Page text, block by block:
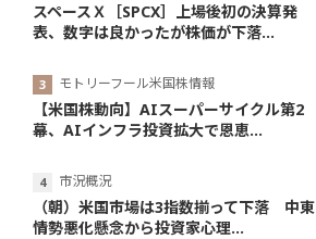
スペースＸ［SPCX］上場後初の決算発
表、数字は良かったが株価が下落...
モトリーフール米国株情報
【米国株動向】AIスーパーサイクル第2
幕、AIインフラ投資拡大で恩恵...
市況概況
（朝）米国市場は3指数揃って下落 中東
情勢悪化懸念から投資家心理...